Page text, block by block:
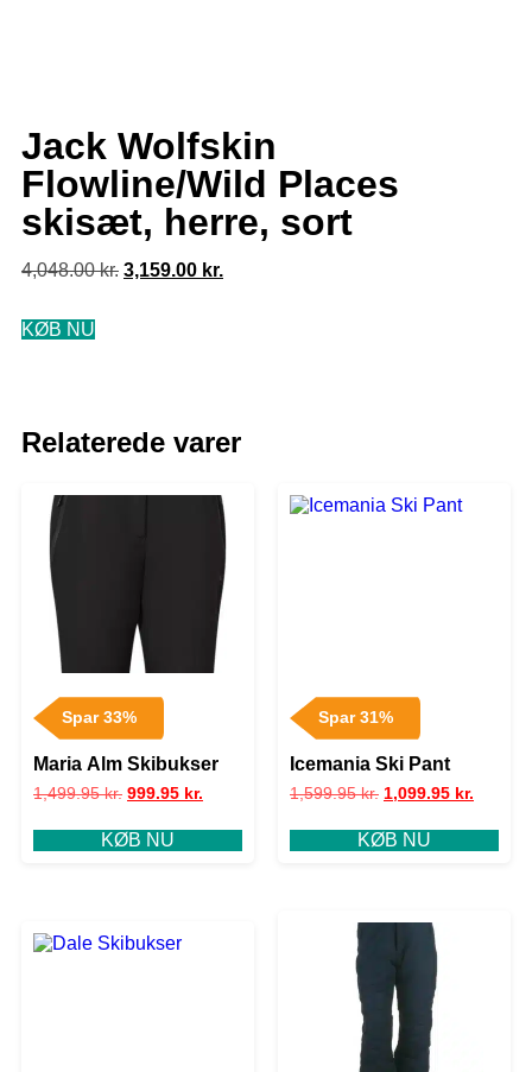
Jack Wolfskin
Flowline/Wild Places
skisæt, herre, sort
4,048.00kr. 3,159.00 kr.
KØB NU
Relaterede varer
Spar 33%
Maria Alm Skibukser
1,499.95kr. 999.95 kr.
KØB NU
Spar 31%
Icemania Ski Pant
1,599.95kr. 1,099.95 kr.
KØB NU